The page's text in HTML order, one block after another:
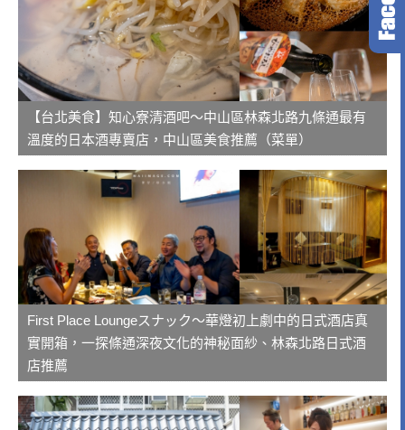
【台北美食】知心寮清酒吧～中山區林森北路九條通最有
溫度的日本酒專賣店，中山區美食推薦（菜單）
First Place Loungeスナック～華燈初上劇中的日式酒店真
實開箱，一探條通深夜文化的神秘面紗、林森北路日式酒
店推薦